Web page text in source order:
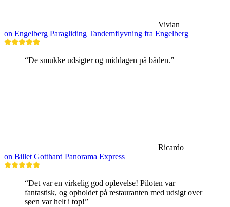
Vivian
on Engelberg Paragliding Tandemflyvning fra Engelberg
“De smukke udsigter og middagen på båden.”
Ricardo
on Billet Gotthard Panorama Express
“Det var en virkelig god oplevelse! Piloten var
fantastisk, og opholdet på restauranten med udsigt over
søen var helt i top!”